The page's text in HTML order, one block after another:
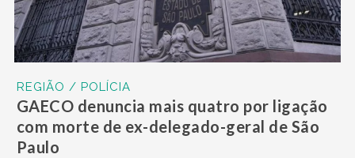
REGIÃO / POLÍCIA
GAECO denuncia mais quatro por ligação
com morte de ex-delegado-geral de São
Paulo